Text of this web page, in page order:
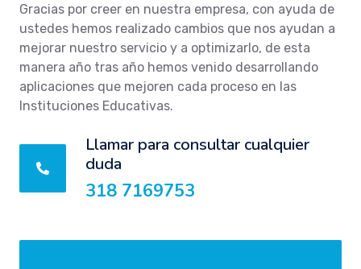
Gracias por creer en nuestra empresa, con ayuda de
ustedes hemos realizado cambios que nos ayudan a
mejorar nuestro servicio y a optimizarlo, de esta
manera año tras año hemos venido desarrollando
aplicaciones que mejoren cada proceso en las
Instituciones Educativas.
Llamar para consultar cualquier
duda
318 7169753